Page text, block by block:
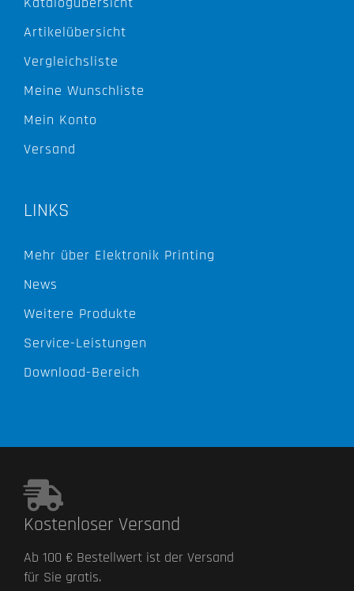
Artikelübersicht
Vergleichsliste
Meine Wunschliste
Mein Konto
Versand
LINKS
Mehr über Elektronik Printing
News
Weitere Produkte
Service-Leistungen
Download-Bereich
Kostenloser Versand
Ab 100 € Bestellwert ist der Versand
für Sie gratis.